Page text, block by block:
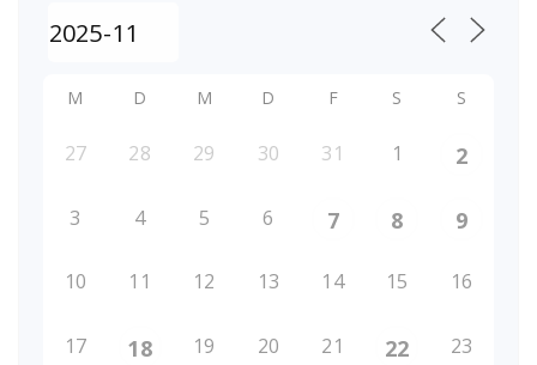
M D M D F S S
27 28 29 30 31 1 2
3 4 5 6 7 8 9
10 11 12 13 14 15 16
17 18 19 20 21 22 23